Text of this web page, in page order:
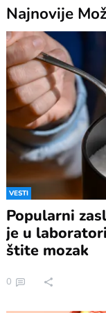
Najnovije
VESTI
Popularni
je u
štite mozak
0